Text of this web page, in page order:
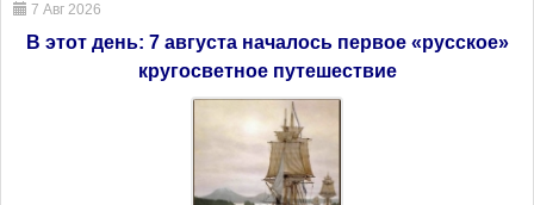
7 Авг 2026
В этот день: 7 августа началось первое «русское»
кругосветное путешествие